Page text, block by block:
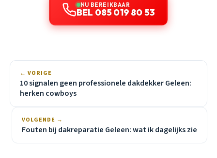
NU BEREIKBAAR
BEL 085 019 80 53
← VORIGE
10 signalen geen professionele dakdekker Geleen:
herken cowboys
VOLGENDE →
Fouten bij dakreparatie Geleen: wat ik dagelijks zie